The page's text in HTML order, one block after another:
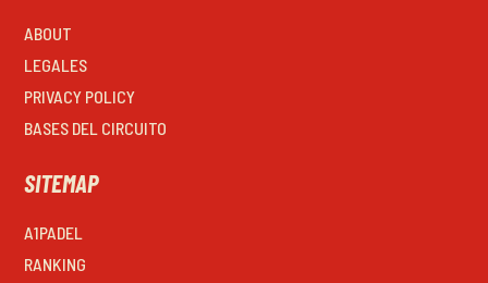
ABOUT
LEGALES
PRIVACY POLICY
BASES DEL CIRCUITO
SITEMAP
A1PADEL
RANKING